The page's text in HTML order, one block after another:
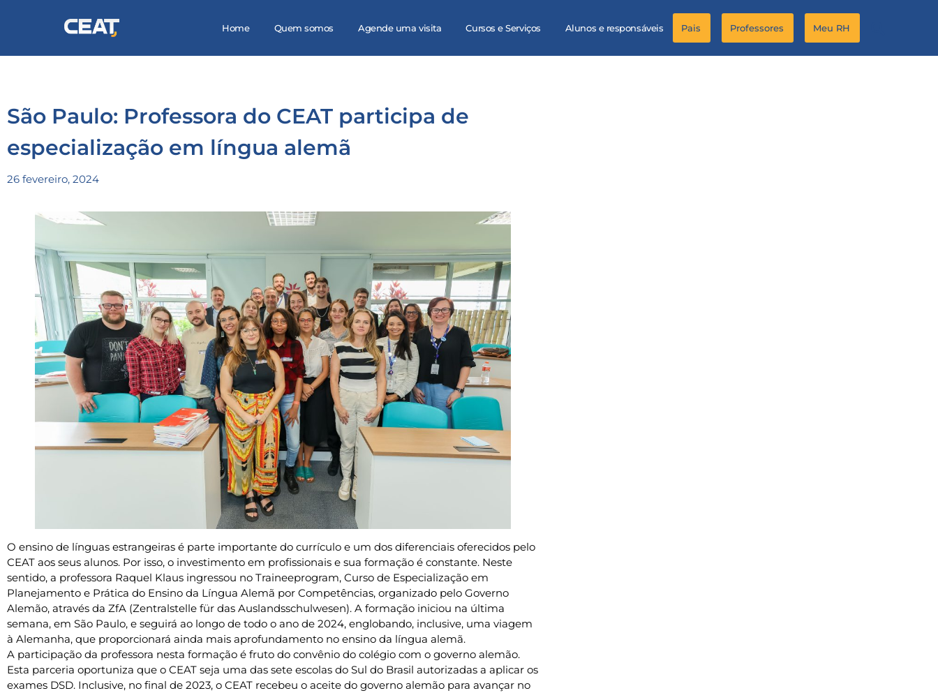
Home Quem somos Agende uma visita Cursos e Serviços Alunos e responsáveis Pais Professores Meu RH
São Paulo: Professora do CEAT participa de
especialização em língua alemã
26 fevereiro, 2024
O ensino de línguas estrangeiras é parte importante do currículo e um dos diferenciais oferecidos pelo
CEAT aos seus alunos. Por isso, o investimento em profissionais e sua formação é constante. Neste
sentido, a professora Raquel Klaus ingressou no Traineeprogram, Curso de Especialização em
Planejamento e Prática do Ensino da Língua Alemã por Competências, organizado pelo Governo
Alemão, através da ZfA (Zentralstelle für das Auslandsschulwesen). A formação iniciou na última
semana, em São Paulo, e seguirá ao longo de todo o ano de 2024, englobando, inclusive, uma viagem
à Alemanha, que proporcionará ainda mais aprofundamento no ensino da língua alemã.
A participação da professora nesta formação é fruto do convênio do colégio com o governo alemão.
Esta parceria oportuniza que o CEAT seja uma das sete escolas do Sul do Brasil autorizadas a aplicar os
exames DSD. Inclusive, no final de 2023, o CEAT recebeu o aceite do governo alemão para avançar no